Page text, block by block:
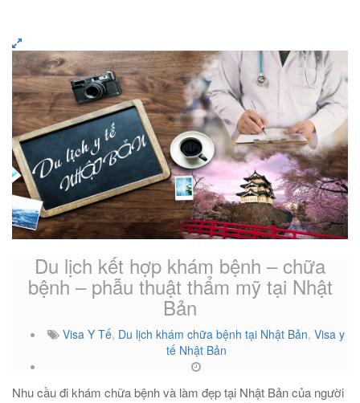
Du lịch kết hợp khám bệnh – chữa
bệnh – phẫu thuật thẩm mỹ tại Nhật
Bản
Visa Y Tế, Du lịch khám chữa bệnh tại Nhật Bản, Visa y
tế Nhật Bản
Nhu cầu đi khám chữa bệnh và làm đẹp tại Nhật Bản của người